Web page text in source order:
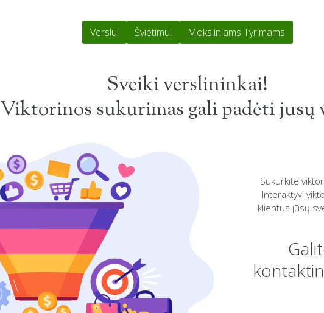
Verslui Švietimui Moksliniams Tyrimams
Sveiki verslininkai!
Viktorinos sukūrimas gali padėti jūsų
Sukurkite
Interaktyvi
klientus jūsų